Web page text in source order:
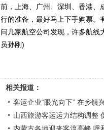
前，上海、广州、深圳、香港、
行的准备，最好马上下手购票。
问几家航空公司发现，许多航
员孙刚)
相关报道：
客运企业“眼光向下” 在乡镇
山西旅游客运运力结构调整